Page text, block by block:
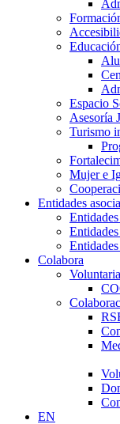
Espacio
Asesoría
Turismo
Mujer e
Entidades
Entidades
Colabora
EN